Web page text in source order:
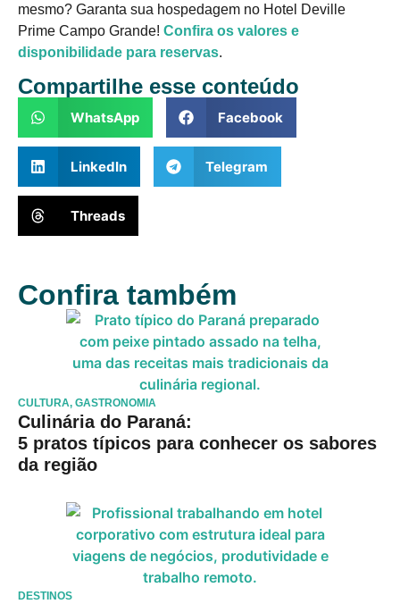
mesmo? Garanta sua hospedagem no Hotel Deville
Prime Campo Grande! Confira os valores e
disponibilidade para reservas.
Compartilhe esse conteúdo
WhatsApp Facebook
LinkedIn Telegram
Threads
Confira também
CULTURA, GASTRONOMIA
Culinária do Paraná:
5 pratos típicos para conhecer os sabores
da região
DESTINOS